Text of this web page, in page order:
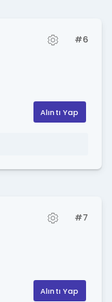
#6
Alıntı Yap
#7
Alıntı Yap